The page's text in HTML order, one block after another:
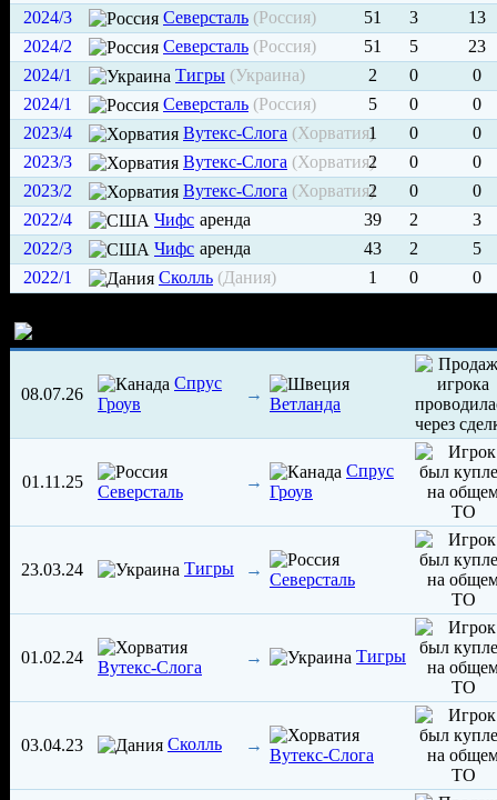
2024/3
Северсталь (Россия) 51 3
13
2024/2
Северсталь (Россия) 51 5
23
2024/1
Тигры (Украина) 2 0
0
2024/1
Северсталь (Россия) 5 0
0
2023/4
Вутекс-Слога (Хорватия)
1 0
0
2023/3
Вутекс-Слога (Хорватия)
2 0
0
2023/2
Вутекс-Слога (Хорватия)
2 0
0
2022/4
Чифс аренда 39 2
3
2022/3
Чифс аренда 43 2
5
2022/1
Сколль (Дания) 1 0 0
08.07.26
Спрус
Гроув
→
Ветланда
01.11.25
Северсталь
→
Спрус
Гроув
23.03.24 Тигры →
Северсталь
01.02.24
Вутекс-Слога
→ Тигры
03.04.23 Сколль →
Вутекс-Слога